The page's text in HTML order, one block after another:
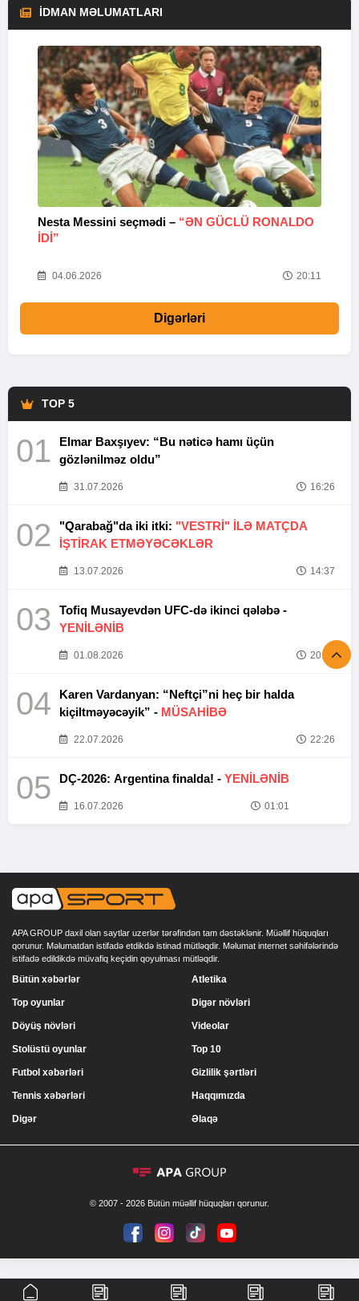
İDMAN MƏLUMATLARI
Nesta Messini seçmədi – “ƏN GÜCLÜ RONALDO
IDI”
04.06.2026 20:11
Digərləri
TOP 5
01
Elmar Baxşıyev: “Bu nəticə hamı üçün
gözlənilməz oldu”
31.07.2026 16:26
02 "Qarabağ"da iki itki: "VESTRİ" İLƏ MATÇDA
İŞTİRAK ETMƏYƏCƏKLƏR
13.07.2026 14:37
03
Tofiq Musayevdən UFC-də ikinci qələbə -
YENİLƏNİB
01.08.2026 20:52
04
Karen Vardanyan: “Neftçi”ni heç bir halda
kiçiltməyəcəyik” - MÜSAHİBƏ
22.07.2026 22:26
05 DÇ-2026: Argentina finalda! - YENİLƏNİB
16.07.2026 01:01
APA GROUP daxil olan saytlar uzerlər tərəfindən tam dəstəklənir. Müəllif hüquqları
qorunur. Məlumatdan istifadə etdikdə istinad mütləqdir. Məlumat internet səhifələrində
istifadə edildikdə müvafiq keçidin qoyulması mütləqdir.
Bütün xəbərlər
Top oyunlar
Döyüş növləri
Stolüstü oyunlar
Atletika
Digər növləri
Videolar
Top 10
Futbol xəbərləri
Tennis xəbərləri
Digər
Gizlilik şərtləri
Haqqımızda
Əlaqə
© 2007 - 2026 Bütün müəllif hüquqları qorunur.